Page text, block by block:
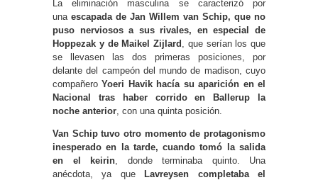
La eliminación masculina se caracterizó por
una escapada de Jan Willem van Schip, que no
puso nerviosos a sus rivales, en especial de
Hoppezak y de Maikel Zijlard
, que serían los que
se llevasen las dos primeras posiciones, por
delante del campeón del mundo de madison, cuyo
compañeroYoeri Havik hacía su aparición en el
Nacional tras haber corrido en Ballerup la
noche anterior , con una quinta posición.
Van Schip tuvo otro momento de protagonismo
inesperado en la tarde, cuando tomó la salida
en el keirin , donde terminaba quinto. Una
anécdota, ya que
Lavreysen completaba el